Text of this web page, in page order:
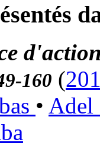
160 (
•